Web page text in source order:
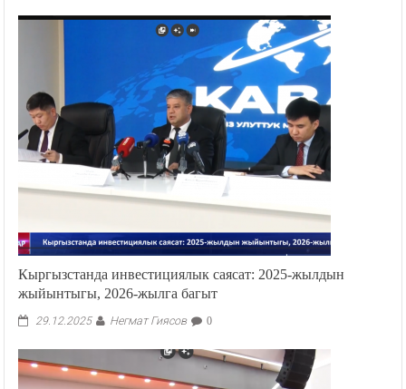
Кыргызстанда инвестициялык саясат: 2025-жылдын
жыйынтыгы, 2026-жылга багыт
29.12.2025 Негмат Гиясов 0